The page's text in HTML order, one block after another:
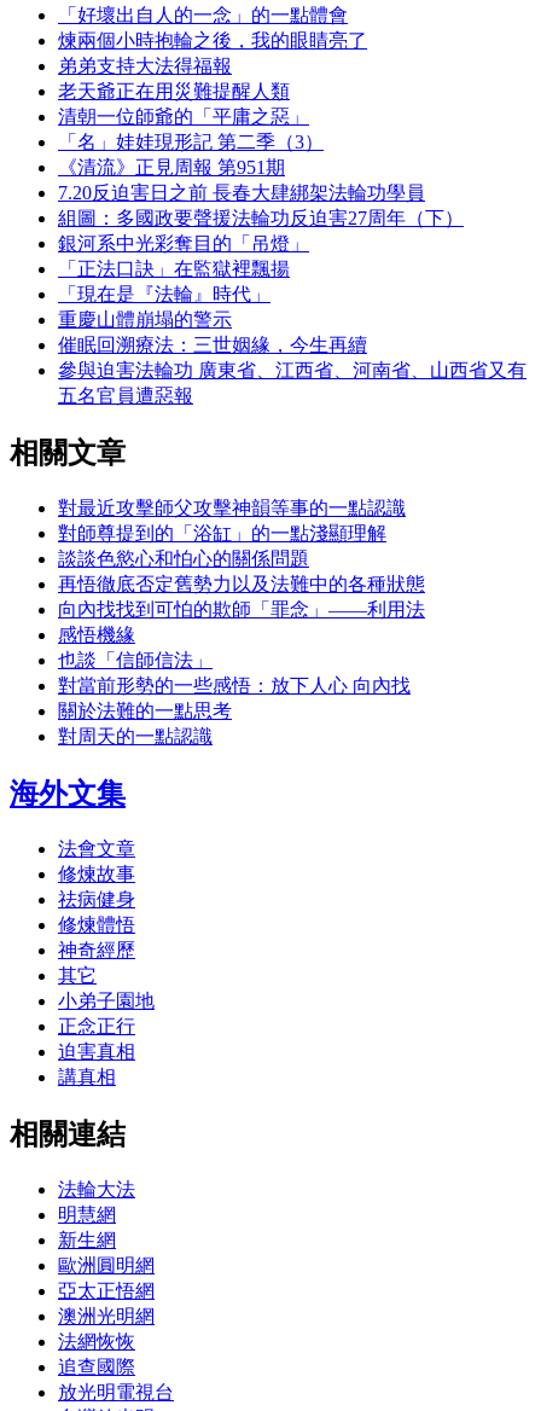
「好壞出自人的一念」的一點體會
煉兩個小時抱輪之後，我的眼睛亮了
弟弟支持大法得福報
老天爺正在用災難提醒人類
清朝一位師爺的「平庸之惡」
「名」娃娃現形記 第二季（3）
《清流》正見周報 第951期
7.20反迫害日之前 長春大肆綁架法輪功學員
組圖：多國政要聲援法輪功反迫害27周年（下）
銀河系中光彩奪目的「吊燈」
「正法口訣」在監獄裡飄揚
「現在是『法輪』時代」
重慶山體崩塌的警示
催眠回溯療法：三世姻緣，今生再續
參與迫害法輪功 廣東省、江西省、河南省、山西省又有
五名官員遭惡報
相關文章
對最近攻擊師父攻擊神韻等事的一點認識
對師尊提到的「浴缸」的一點淺顯理解
談談色慾心和怕心的關係問題
再悟徹底否定舊勢力以及法難中的各種狀態
向內找找到可怕的欺師「罪念」——利用法
感悟機緣
也談「信師信法」
對當前形勢的一些感悟：放下人心 向內找
關於法難的一點思考
對周天的一點認識
海外文集
法會文章
修煉故事
祛病健身
修煉體悟
神奇經歷
其它
小弟子園地
正念正行
迫害真相
講真相
相關連結
法輪大法
明慧網
新生網
歐洲圓明網
亞太正悟網
澳洲光明網
法網恢恢
追查國際
放光明電視台